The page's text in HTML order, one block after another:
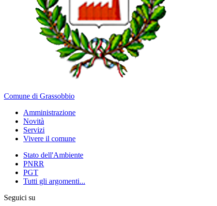
Comune di Grassobbio
Amministrazione
Novità
Servizi
Vivere il comune
Stato dell'Ambiente
PNRR
PGT
Tutti gli argomenti...
Seguici su